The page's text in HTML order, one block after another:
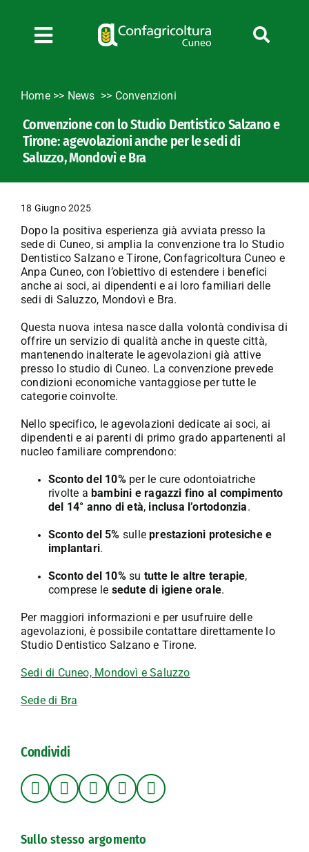
contenuto
Toggle
News
Bandi
Formazione
Convenzioni
L’Agricoltore cuneese
Fotogallery
Lavora con noi
Contatti
Home>> News Convenzioni
Convenzione con lo Studio Dentistico Salzano e
Tirone: agevolazioni anche per le sedi di
Saluzzo, Mondovì e Bra
18 Giugno 2025
Dopo la positiva esperienza già avviata presso la
sede di Cuneo, si amplia la convenzione tra lo Studio
Dentistico Salzano e Tirone, Confagricoltura Cuneo e
Anpa Cuneo, con l’obiettivo di estendere i benefici
anche ai soci, ai dipendenti e ai loro familiari delle
sedi di Saluzzo, Mondovì e Bra.
Questa nuova intesa nasce dalla volontà condivisa di
offrire un servizio di qualità anche in queste città,
mantenendo inalterate le agevolazioni già attive
presso lo studio di Cuneo. La convenzione prevede
condizioni economiche vantaggiose per tutte le
categorie coinvolte.
Nello specifico, le agevolazioni dedicate ai soci, ai
dipendenti e ai parenti di primo grado appartenenti al
nucleo familiare comprendono:
Sconto del 10%per le cure odontoiatriche
rivolte a bambini e ragazzi fino al compimento
del 14° anno di età, inclusa l’ortodonzia.
Sconto del 5% sulleprestazioni protesiche e
implantari.
Sconto del 10%su tutte le altre terapie,
comprese le sedute di igiene orale.
Per maggiori informazioni e per usufruire delle
agevolazioni, è possibile contattare direttamente lo
Studio Dentistico Salzano e Tirone.
Sedi di Cuneo, Mondovì e Saluzzo
Sede di Bra
Condividi
Sullo stesso argomento